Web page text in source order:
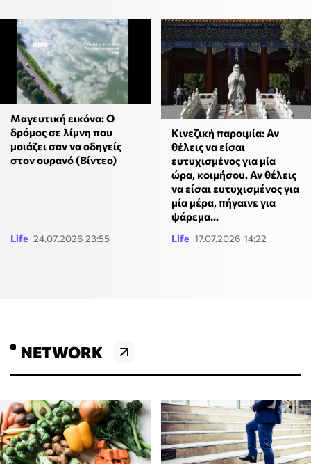
Μαγευτική εικόνα: Ο
δρόμος σε λίμνη που
μοιάζει σαν να οδηγείς
στον ουρανό (Βίντεο)
Life 24.07.2026 23:55
Κινεζική παροιμία: Αν
θέλεις να είσαι
ευτυχισμένος για μία
ώρα, κοιμήσου. Αν θέλεις
να είσαι ευτυχισμένος για
μία μέρα, πήγαινε για
ψάρεμα...
Life 17.07.2026 14:22
NETWORK